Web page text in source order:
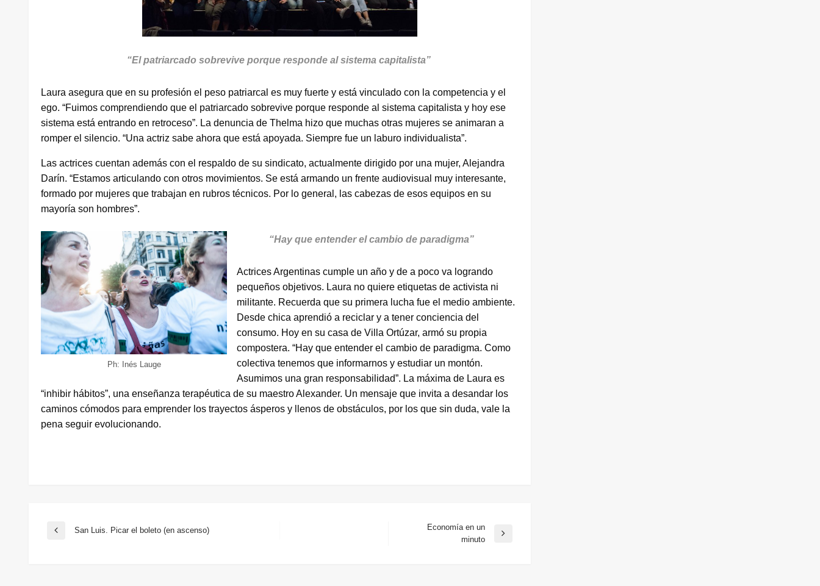
“El patriarcado sobrevive porque responde al sistema capitalista”
Laura asegura que en su profesión el peso patriarcal es muy fuerte y está vinculado con la competencia y el
ego. “Fuimos comprendiendo que el patriarcado sobrevive porque responde al sistema capitalista y hoy ese
sistema está entrando en retroceso”. La denuncia de Thelma hizo que muchas otras mujeres se animaran a
romper el silencio. “Una actriz sabe ahora que está apoyada. Siempre fue un laburo individualista”.
Las actrices cuentan además con el respaldo de su sindicato, actualmente dirigido por una mujer, Alejandra
Darín. “Estamos articulando con otros movimientos. Se está armando un frente audiovisual muy interesante,
formado por mujeres que trabajan en rubros técnicos. Por lo general, las cabezas de esos equipos en su
mayoría son hombres”.
Ph: Inés Lauge
“Hay que entender el cambio de paradigma”
Actrices Argentinas cumple un año y de a poco va logrando
pequeños objetivos. Laura no quiere etiquetas de activista ni
militante. Recuerda que su primera lucha fue el medio ambiente.
Desde chica aprendió a reciclar y a tener conciencia del
consumo. Hoy en su casa de Villa Ortúzar, armó su propia
compostera. “Hay que entender el cambio de paradigma. Como
colectiva tenemos que informarnos y estudiar un montón.
Asumimos una gran responsabilidad”. La máxima de Laura es
“inhibir hábitos”, una enseñanza terapéutica de su maestro Alexander. Un mensaje que invita a desandar los
caminos cómodos para emprender los trayectos ásperos y llenos de obstáculos, por los que sin duda, vale la
pena seguir evolucionando.
Navegación
Entrada
San Luis. Picar el boleto (en ascenso)
Economía en un
minuto